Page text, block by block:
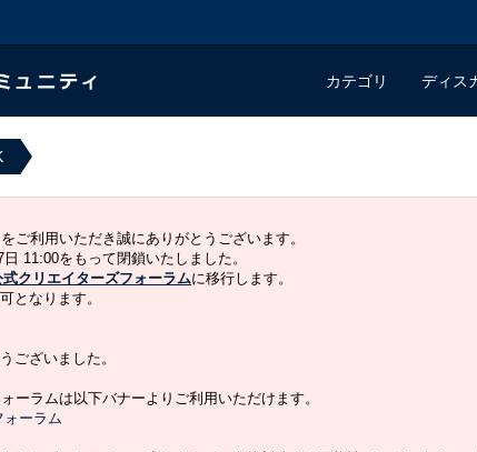
カテゴリ ディス
ご利用いただき誠にありがとうございます。
11:00をもって閉鎖いたしました。
クリエイターズフォーラムに移行します。
となります。
ございました。
ーラムは以下バナーよりご利用いただけます。